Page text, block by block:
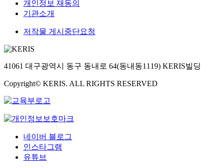
개인정보 재동의
기관소개
저작물 게시중단요청
41061 대구광역시 동구 동내로 64(동내동1119) KERIS빌딩
Copyright© KERIS. ALL RIGHTS RESERVED
네이버 블로그
인스타그램
유튜브